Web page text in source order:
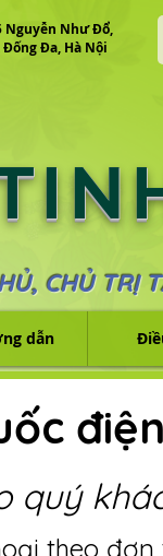
Nguyễn Như Đổ,
Đa, Hà Nội
CHỦ TRỊ
dẫn
quý
theo